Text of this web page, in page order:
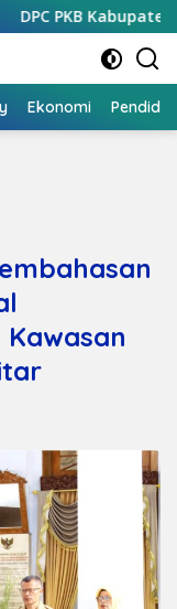
Kabupaten Blitar
Ekonomi